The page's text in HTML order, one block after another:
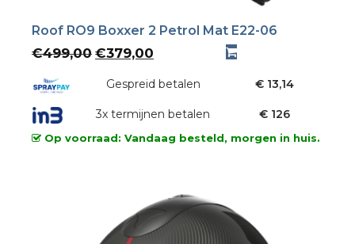
Roof RO9 Boxxer 2 Petrol Mat E22-06
€499,00 Oorspronkelijke
was:
€379,00
is:
Gespreid betalen € 13,14
3x termijnen betalen € 126
Op voorraad: Vandaag besteld, morgen in huis.